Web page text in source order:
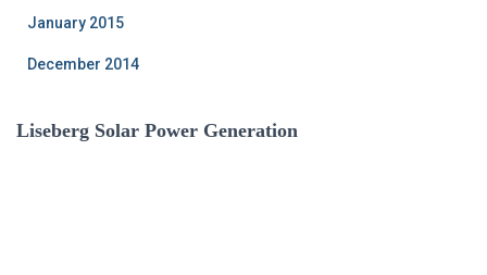
January 2015
December 2014
Liseberg Solar Power Generation